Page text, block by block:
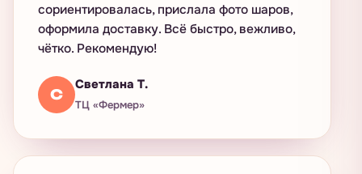
сориентировалась, прислала фото шаров,
оформила доставку. Всё быстро, вежливо,
чётко. Рекомендую!
С
Светлана Т.
ТЦ «Фермер»